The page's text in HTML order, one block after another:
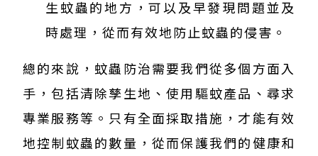
生蚊蟲的地方，可以及早發現問題並及
時處理，從而有效地防止蚊蟲的侵害。
總的來說，蚊蟲防治需要我們從多個方面入
手，包括清除孳生地、使用驅蚊產品、尋求
專業服務等。只有全面採取措施，才能有效
地控制蚊蟲的數量，從而保護我們的健康和